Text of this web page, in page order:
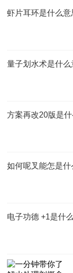
虾片耳环是什么意
量子划水术是什么
方案再改20版是
如何呢叉能怎是
电子功德 +1是什